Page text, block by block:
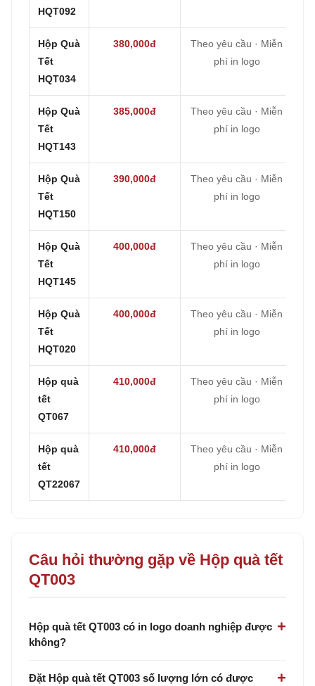
HQT092
Hộp Quà
Tết
HQT034
380,000đ
Theo yêu cầu · Miễn
phí in logo
Hộp Quà
Tết
HQT143
385,000đ
Theo yêu cầu · Miễn
phí in logo
Hộp Quà
Tết
HQT150
390,000đ
Theo yêu cầu · Miễn
phí in logo
Hộp Quà
Tết
HQT145
400,000đ
Theo yêu cầu · Miễn
phí in logo
Hộp Quà
Tết
HQT020
400,000đ
Theo yêu cầu · Miễn
phí in logo
Hộp quà
tết
QT067
410,000đ
Theo yêu cầu · Miễn
phí in logo
Hộp quà
tết
QT22067
410,000đ
Theo yêu cầu · Miễn
phí in logo
Câu hỏi thường gặp về Hộp quà tết
QT003
Hộp quà tết QT003 có in logo doanh nghiệp được
không?
Đặt Hộp quà tết QT003 số lượng lớn có được